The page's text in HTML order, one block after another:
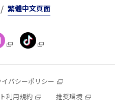
繁體中文頁面
イバシーポリシー
利用規約
推奨環境